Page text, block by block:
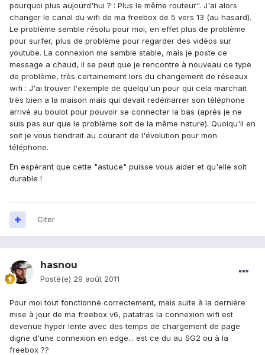
pourquoi plus aujourd'hui ? : Plus le même routeur". J'ai alors
changer le canal du wifi de ma freebox de 5 vers 13 (au hasard).
Le problème semble résolu pour moi, en effet plus de problème
pour surfer, plus de problème pour regarder des vidéos sur
youtube. La connexion me semble stable, mais je poste ce
message a chaud, il se peut que je rencontre à nouveau ce type
de problème, très certainement lors du changement de réseaux
wifi : J'ai trouver l'exemple de quelqu'un pour qui cela marchait
très bien a la maison mais qui devait redémarrer son téléphone
arrivé au boulot pour pouvoir se connecter la bas (après je ne
suis pas sur que le problème soit de la même nature). Quoiqu'il en
soit je vous tiendrait au courant de l'évolution pour mon
téléphone.
En espérant que cette "astuce" puisse vous aider et qu'elle soit
durable !
Citer
hasnou
Posté(e) 29 août 2011
Pour moi tout fonctionné correctement, mais suite à la dernière
mise à jour de ma freebox v6, patatras la connexion wifi est
devenue hyper lente avec des temps de chargement de page
digne d'une connexion en edge... est ce du au SG2 ou à la
freebox ??